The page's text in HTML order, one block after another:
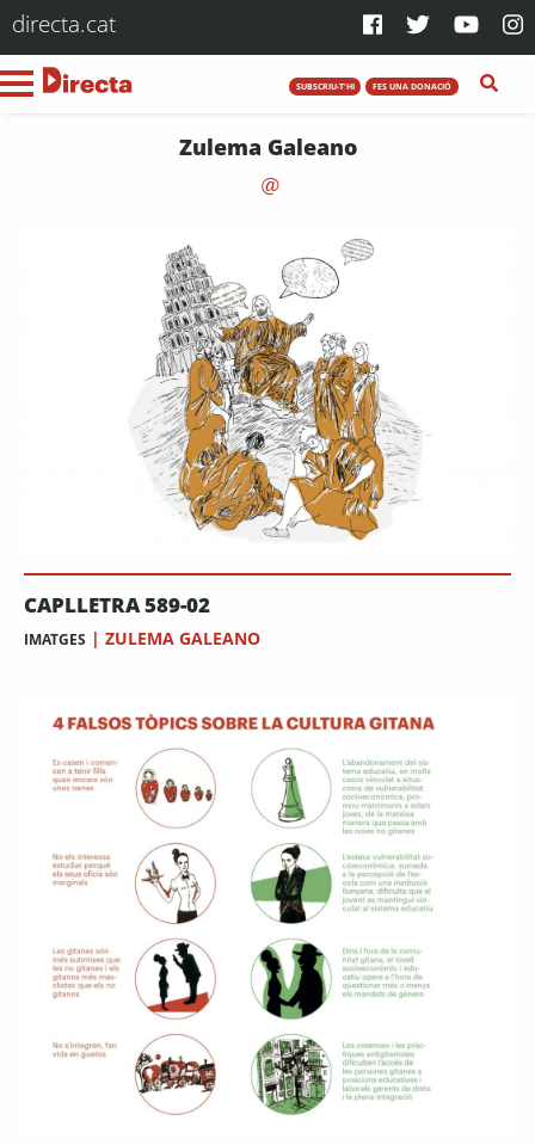
directa.cat
SUBSCRIU-T'HI FES UNA DONACIÓ
Zulema Galeano
CAPLLETRA 589-02
IMATGES | ZULEMA GALEANO